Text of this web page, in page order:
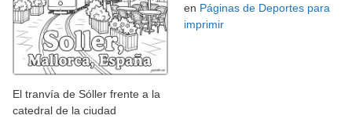
El tranvía de Sóller frente a la
catedral de la ciudad
en Páginas de Deportes para
imprimir